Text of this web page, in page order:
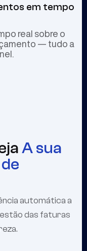
em tempo
real sobre o
— tudo a
A sua
automática a
das faturas